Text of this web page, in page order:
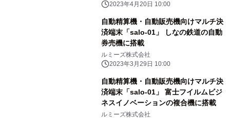
2023年4月20日 10:00
自動精算機・自動販売機向けマルチ決
済端末「salo-01」 しなの鉄道の自動
券売機に搭載
ルミーズ株式会社
2023年3月29日 10:00
自動精算機・自動販売機向けマルチ決
済端末「salo-01」 富士フイルムビジ
ネスイノベーションの複合機に搭載
ルミーズ株式会社